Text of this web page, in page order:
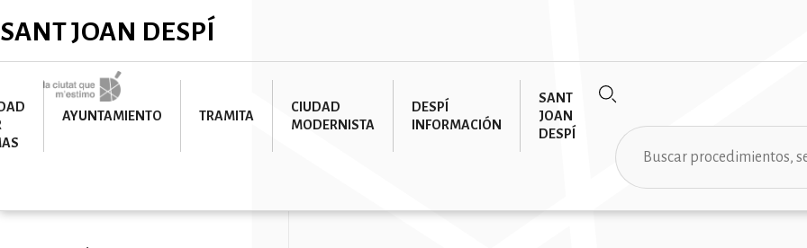
al
SANT JOAN DESPÍ
Imatge
AYUNTAMIENTO TRAMITA
CIUDAD
MODERNISTA
DESPÍ
INFORMACIÓN
SANT
JOAN
DESPÍ
Buscar